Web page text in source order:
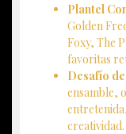
Plantel
Golden
Foxy, The
favoritas
Desafío
ensamble,
creatividad.